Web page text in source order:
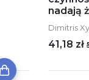
nadają
Dimitris
41,18 zł